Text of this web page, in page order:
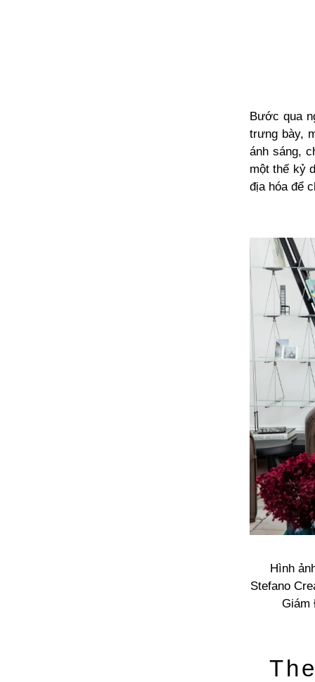
Bước qua
trưng bày,
ánh sáng,
một thế kỷ
địa hóa để
Hình
Stefano
Giám